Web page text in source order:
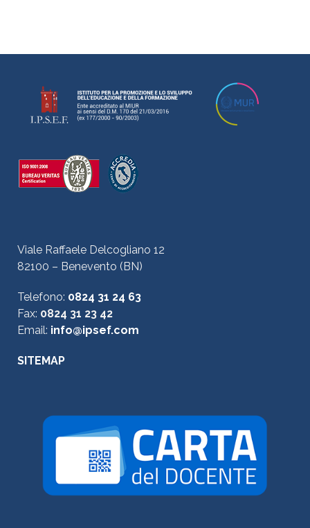
Viale Raffaele Delcogliano 12
82100 – Benevento (BN)
Telefono: 0824 31 24 63
Fax: 0824 31 23 42
Email: info@ipsef.com
SITEMAP